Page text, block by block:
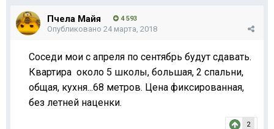
Пчела Майя 4 593
Опубликовано 24 марта, 2018
Соседи мои с апреля по сентябрь будут сдавать.
Квартира около 5 школы, большая, 2 спальни,
общая, кухня...68 метров. Цена фиксированная,
без летней наценки.
2